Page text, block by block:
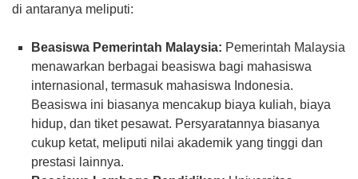
di antaranya meliputi:
Beasiswa Pemerintah Malaysia: Pemerintah Malaysia
menawarkan berbagai beasiswa bagi mahasiswa
internasional, termasuk mahasiswa Indonesia.
Beasiswa ini biasanya mencakup biaya kuliah, biaya
hidup, dan tiket pesawat. Persyaratannya biasanya
cukup ketat, meliputi nilai akademik yang tinggi dan
prestasi lainnya.